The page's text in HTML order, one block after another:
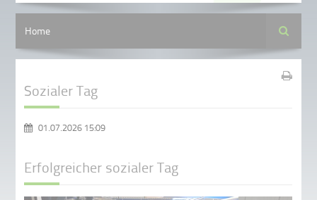
Home Suche
Sozialer Tag
01.07.2026 15:09
Erfolgreicher sozialer Tag